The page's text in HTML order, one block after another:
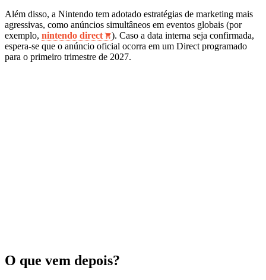
Além disso, a Nintendo tem adotado estratégias de marketing mais
agressivas, como anúncios simultâneos em eventos globais (por
exemplo, nintendo direct
). Caso a data interna seja confirmada,
espera‑se que o anúncio oficial ocorra em um Direct programado
para o primeiro trimestre de 2027.
O que vem depois?